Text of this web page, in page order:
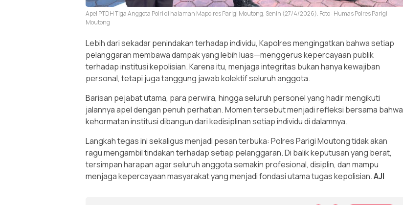
Apel PTDH Tiga Anggota Polri di halaman Mapolres Parigi Moutong, Senin (27/4/2026). Foto : Humas Polres Parigi
Moutong
Lebih dari sekadar penindakan terhadap individu, Kapolres mengingatkan bahwa setiap
pelanggaran membawa dampak yang lebih luas—menggerus kepercayaan publik
terhadap institusi kepolisian. Karena itu, menjaga integritas bukan hanya kewajiban
personal, tetapi juga tanggung jawab kolektif seluruh anggota.
Barisan pejabat utama, para perwira, hingga seluruh personel yang hadir mengikuti
jalannya apel dengan penuh perhatian. Momen tersebut menjadi refleksi bersama bahwa
kehormatan institusi dibangun dari kedisiplinan setiap individu di dalamnya.
Langkah tegas ini sekaligus menjadi pesan terbuka: Polres Parigi Moutong tidak akan
ragu mengambil tindakan terhadap setiap pelanggaran. Di balik keputusan yang berat,
tersimpan harapan agar seluruh anggota semakin profesional, disiplin, dan mampu
menjaga kepercayaan masyarakat yang menjadi fondasi utama tugas kepolisian.AJI